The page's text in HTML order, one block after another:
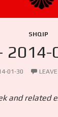
SHQIP
01-30
and related